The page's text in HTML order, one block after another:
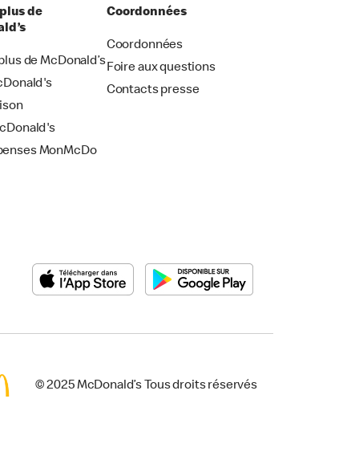
de
de McDonald’s
MonMcDo
Coordonnées
Coordonnées
Foire aux questions
Contacts presse
© 2025 McDonald’s Tous droits réservés